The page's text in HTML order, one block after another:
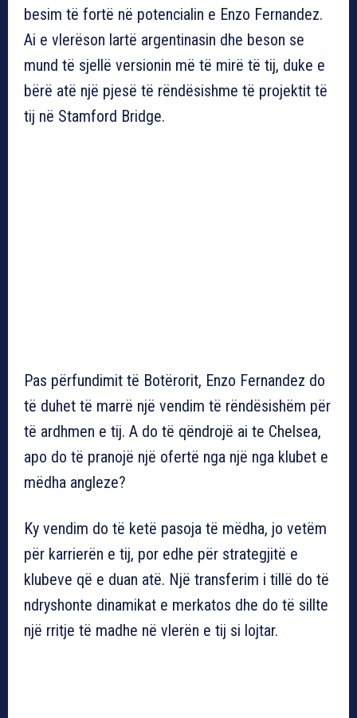
besim të fortë në potencialin e Enzo Fernandez.
Ai e vlerëson lartë argentinasin dhe beson se
mund të sjellë versionin më të mirë të tij, duke e
bërë atë një pjesë të rëndësishme të projektit të
tij në Stamford Bridge.
Pas përfundimit të Botërorit, Enzo Fernandez do
të duhet të marrë një vendim të rëndësishëm për
të ardhmen e tij. A do të qëndrojë ai te Chelsea,
apo do të pranojë një ofertë nga një nga klubet e
mëdha angleze?
Ky vendim do të ketë pasoja të mëdha, jo vetëm
për karrierën e tij, por edhe për strategjitë e
klubeve që e duan atë. Një transferim i tillë do të
ndryshonte dinamikat e merkatos dhe do të sillte
një rritje të madhe në vlerën e tij si lojtar.